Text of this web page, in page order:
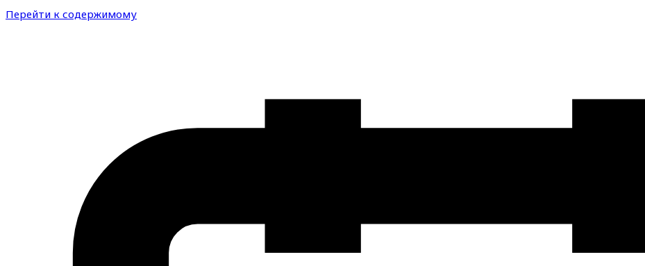
Перейти к содержимому